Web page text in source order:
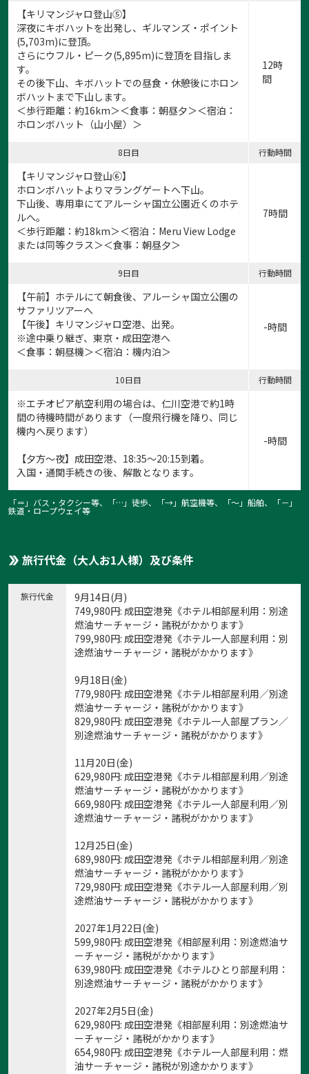
【キリマンジャロ登山⑤】
深夜にキボハットを出発し、ギルマンズ・ポイント
(5,703m)に登頂。
さらにウフル・ピーク(5,895m)に登頂を目指しま
す。
その後下山、キボハットでの昼食・休憩後にホロン
ボハットまで下山します。
＜歩行距離：約16km＞＜食事：朝昼夕＞＜宿泊：
ホロンボハット（山小屋）＞
12時
間
8日目 行動時間
【キリマンジャロ登山⑥】
ホロンボハットよりマラングゲートへ下山。
下山後、専用車にてアルーシャ国立公園近くのホテ
ルへ。
＜歩行距離：約18km＞＜宿泊：Meru View Lodge
または同等クラス＞＜食事：朝昼夕＞
7時間
9日目 行動時間
【午前】ホテルにて朝食後、アルーシャ国立公園の
サファリツアーへ
【午後】キリマンジャロ空港、出発。
※途中乗り継ぎ、東京・成田空港へ
＜食事：朝昼機＞＜宿泊：機内泊＞
-時間
10日目 行動時間
※エチオピア航空利用の場合は、仁川空港で約1時
間の待機時間があります（一度飛行機を降り、同じ
機内へ戻ります）
【夕方～夜】成田空港、18:35～20:15到着。
入国・通関手続きの後、解散となります。
-時間
「＝」バス・タクシー等、「…」徒歩、「→」航空機等、「〜」船舶、「－」
鉄道・ロープウェイ等
旅行代金（大人お1人様）及び条件
旅行代金
9月14日(月)
749,980円: 成田空港発《ホテル相部屋利用：別途
燃油サーチャージ・諸税がかかります》
799,980円: 成田空港発《ホテル一人部屋利用：別
途燃油サーチャージ・諸税がかかります》
9月18日(金)
779,980円: 成田空港発《ホテル相部屋利用／別途
燃油サーチャージ・諸税がかかります》
829,980円: 成田空港発《ホテル一人部屋プラン／
別途燃油サーチャージ・諸税がかかります》
11月20日(金)
629,980円: 成田空港発《ホテル相部屋利用／別途
燃油サーチャージ・諸税がかかります》
669,980円: 成田空港発《ホテル一人部屋利用／別
途燃油サーチャージ・諸税がかかります》
12月25日(金)
689,980円: 成田空港発《ホテル相部屋利用／別途
燃油サーチャージ・諸税がかかります》
729,980円: 成田空港発《ホテル一人部屋利用／別
途燃油サーチャージ・諸税がかかります》
2027年1月22日(金)
599,980円: 成田空港発《相部屋利用：別途燃油サ
ーチャージ・諸税がかかります》
639,980円: 成田空港発《ホテルひとり部屋利用：
別途燃油サーチャージ・諸税がかかります》
2027年2月5日(金)
629,980円: 成田空港発《相部屋利用：別途燃油サ
ーチャージ・諸税がかかります》
654,980円: 成田空港発《ホテル一人部屋利用：燃
油サーチャージ・諸税が別途かかります》